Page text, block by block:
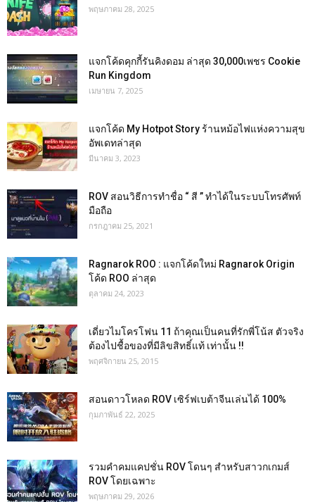
พฤษภาคม 28, 2025
แจกโค้ดคุกกี้รันคิงดอม ล่าสุด 30,000เพชร Cookie
Run Kingdom
เมษายน 7, 2025
แจกโค้ด My Hotpot Story ร้านหม้อไฟแห่งความสุข
อัพเดทล่าสุด
มีนาคม 3, 2023
ROV สอนวิธีการทำชื่อ “ สี ” ทำได้ในระบบโทรศัพท์
มือถือ
กรกฎาคม 25, 2021
Ragnarok ROO : แจกโค้ดใหม่ Ragnarok Origin
โค้ด ROO ล่าสุด
ตุลาคม 24, 2023
เดี่ยวไมโครโฟน 11 ถ้าคุณเป็นคนที่รักพี่โน้ส ตัวจริง
ต้องไปชื้อของที่มีลิขสิทธิ์แท้ เท่านั้น !!
พฤศจิกายน 25, 2015
สอนดาวโหลด ROV เซิร์ฟเบต้าจีนเล่นได้ 100%
กุมภาพันธ์ 22, 2025
รวมคำคมแคปชั่น ROV โดนๆ สำหรับสาวกเกมส์
ROV โดยเฉพาะ
พฤษภาคม 29, 2026